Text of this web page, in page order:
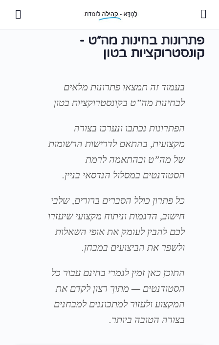
פתרונות בחינות מה״ט -
קונסטרוקציות בטון
בעמוד זה תמצאו פתרונות מלאים
לבחינות מה”ט בקונסטרוקציות בטון
הפתרונות נכתבו ונערכו בצורה
מקצועית, בהתאם לדרישות הרשומות
של מה”ט ובהתאמה לרמת
הסטודנטים במסלול הנדסאי בניין.
כל פתרון כולל הסברים ברורים, שלבי
חישוב, הדגמות וניתוח מקצועי שיעזרו
לכם להבין לעומק את אופי השאלות
ולשפר את הביצועים במבחן.
התוכן כאן זמין לגמרי בחינם עבור כל
הסטודנטים — מתוך רצון לקדם את
המקצוע ולעזור למתכוננים למבחנים
בצורה הטובה ביותר.